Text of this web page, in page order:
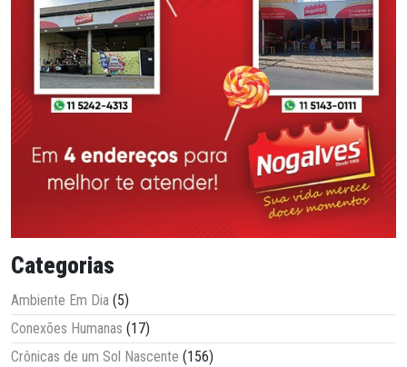
Categorias
Ambiente Em Dia (5)
Conexões Humanas (17)
Crônicas de um Sol Nascente (156)